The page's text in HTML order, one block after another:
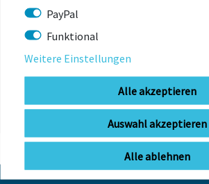
ANGESEHEN
PayPal
Funktional
Weitere Einstellungen
Alle akzeptieren
Auswahl akzeptieren
Alle ablehnen